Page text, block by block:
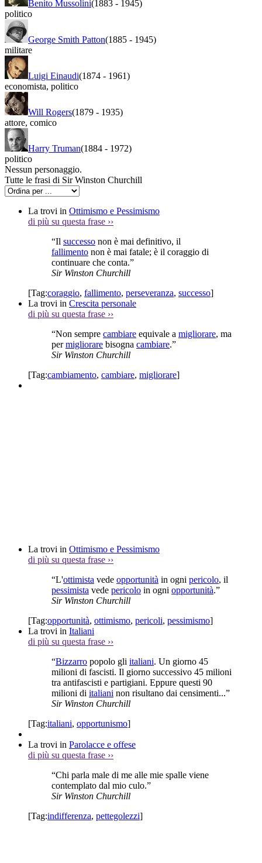
Benito Mussolini(1883 - 1945)
politico
George Smith Patton(1885 - 1945)
militare
Luigi Einaudi(1874 - 1961)
economista, politico
Will Rogers(1879 - 1935)
attore, comico
Harry Truman(1884 - 1972)
politico
Nessun personaggio.
Tutte le frasi di Sir Winston Churchill
La trovi in Ottimismo e Pessimismo
di più su questa frase ››
“Il successo non è mai definitivo, il
fallimento non è mai fatale; è il coraggio di
continuare che conta.”
Sir Winston Churchill
[Tag:coraggio, fallimento, perseveranza, successo]
La trovi in Crescita personale
di più su questa frase ››
“Non sempre cambiare equivale a migliorare, ma
permigliorare bisogna cambiare.”
Sir Winston Churchill
[Tag:cambiamento, cambiare, migliorare]
La trovi in Ottimismo e Pessimismo
di più su questa frase ››
“L'ottimista vede opportunità in ogni pericolo, il
pessimista vede pericolo in ogni opportunità.”
Sir Winston Churchill
[Tag:opportunità, ottimismo, pericoli, pessimismo]
La trovi in Italiani
di più su questa frase ››
“Bizzarro popolo gli italiani. Un giorno 45
milioni di fascisti. Il giorno successivo 45 milioni
tra antifascisti e partigiani. Eppure questi 90
milioni di italiani non risultano dai censimenti...”
Sir Winston Churchill
[Tag:italiani, opportunismo]
La trovi in Parolacce e offese
di più su questa frase ››
“Chi parla male di me alle mie spalle viene
contemplato dal mio culo.”
Sir Winston Churchill
[Tag:indifferenza, pettegolezzi]